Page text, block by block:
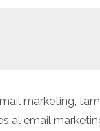
marketing,
al email